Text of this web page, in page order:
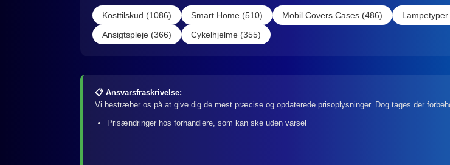
Kosttilskud (1086) Smart Home (510) Mobil Covers Cases (486)
Ansigtspleje (366)
Cykelhjelme (355)
📋 Ansvarsfraskrivelse:
Vi bestræber os på at give dig de mest præcise og opdaterede prisoplysninger. Dog tages der
Prisændringer hos forhandlere, som kan ske uden varsel